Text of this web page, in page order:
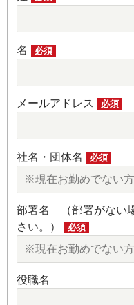
名 必須
メールアドレス 必須
社名・団体名 必須
部署名 （部署がない
さい。）
必須
役職名